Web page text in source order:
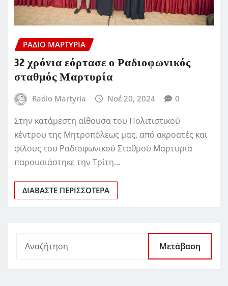
ΡΆΔΙΟ ΜΑΡΤΥΡΊΑ
32 χρόνια εόρτασε ο Ραδιοφωνικός
σταθμός Μαρτυρία
Radio Martyria Νοέ 20, 2024 0
Στην κατάμεστη αίθουσα του Πολιτιστικού
κέντρου της Μητροπόλεως μας, από ακροατές και
φίλους του Ραδιοφωνικού Σταθμού Μαρτυρία
παρουσιάστηκε την Τρίτη…
ΔΙΑΒΆΣΤΕ ΠΕΡΙΣΣΌΤΕΡΑ
Μετάβαση